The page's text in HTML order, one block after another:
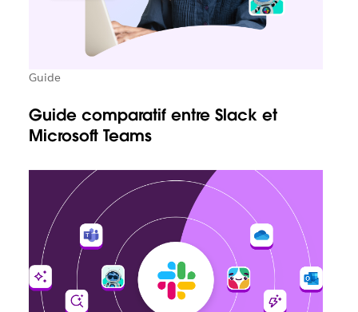
Guide
Guide comparatif entre Slack et
Microsoft Teams